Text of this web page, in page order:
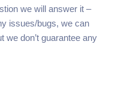
we will answer it –
issues/bugs, we can
we don’t guarantee any